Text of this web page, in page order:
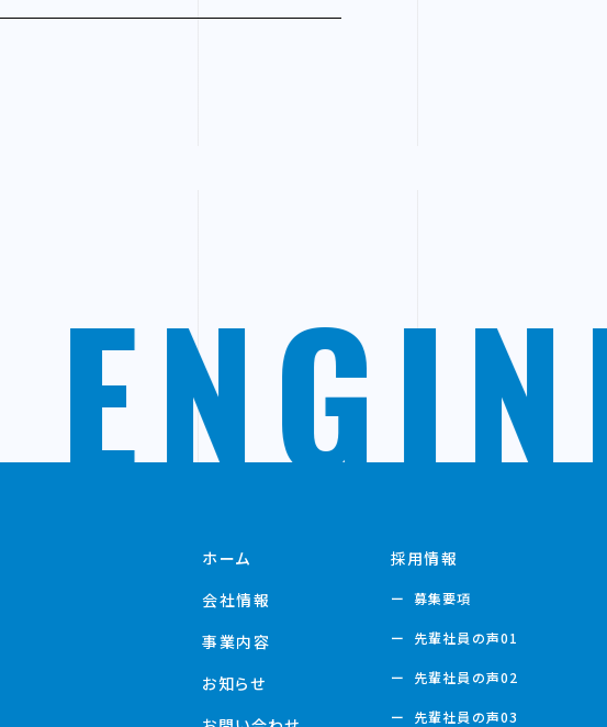
ホーム
会社情報
事業内容
お知らせ
採用情報
募集要項
先輩社員の声01
先輩社員の声02
先輩社員の声03